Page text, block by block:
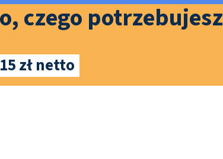
czego potrzebujesz
15 zł netto